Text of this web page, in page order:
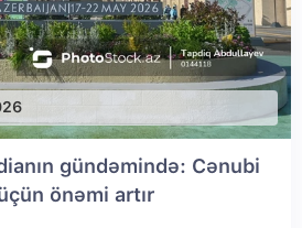
gündəmində: Cənubi
önəmi artır